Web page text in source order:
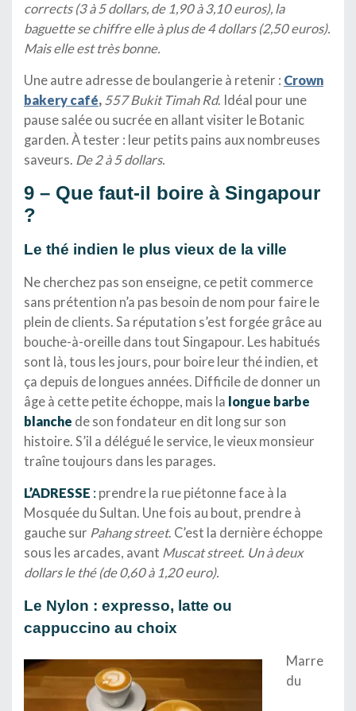
corrects (3 à 5 dollars, de 1,90 à 3,10 euros), la
baguette se chiffre elle à plus de 4 dollars (2,50 euros).
Mais elle est très bonne.
Une autre adresse de boulangerie à retenir : Crown
bakery café, 557 Bukit Timah Rd. Idéal pour une
pause salée ou sucrée en allant visiter le Botanic
garden. À tester : leur petits pains aux nombreuses
saveurs. De 2 à 5 dollars.
9 – Que faut-il boire à Singapour
?
Le thé indien le plus vieux de la ville
Ne cherchez pas son enseigne, ce petit commerce
sans prétention n’a pas besoin de nom pour faire le
plein de clients. Sa réputation s’est forgée grâce au
bouche-à-oreille dans tout Singapour. Les habitués
sont là, tous les jours, pour boire leur thé indien, et
ça depuis de longues années. Difficile de donner un
âge à cette petite échoppe, mais la longue barbe
blanche de son fondateur en dit long sur son
histoire. S’il a délégué le service, le vieux monsieur
traîne toujours dans les parages.
L’ADRESSE : prendre la rue piétonne face à la
Mosquée du Sultan. Une fois au bout, prendre à
gauche sur Pahang street. C’est la dernière échoppe
sous les arcades, avant Muscat street. Un à deux
dollars le thé (de 0,60 à 1,20 euro).
Le Nylon : expresso, latte ou
cappuccino au choix
Marre
du